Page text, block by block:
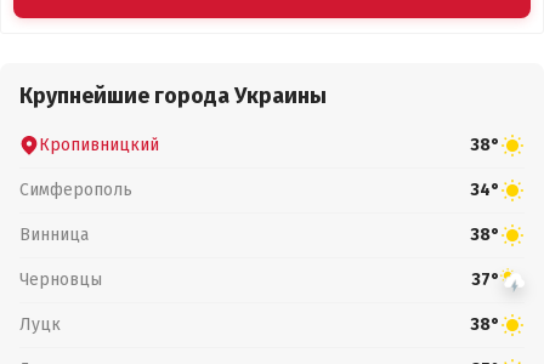
Крупнейшие города Украины
Кропивницкий 38°
Симферополь 34°
Винница 38°
Черновцы 37°
Луцк 38°